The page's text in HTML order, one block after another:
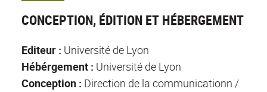
CONCEPTION, ÉDITION ET HÉBERGEMENT
Editeur : Université de Lyon
Hébérgement : Université de Lyon
Conception : Direction de la communicationn /